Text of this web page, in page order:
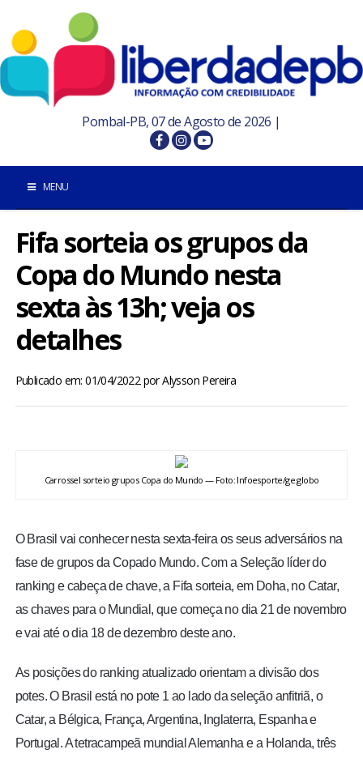
Pombal-PB, 07 de Agosto de 2026 |
MENU
INÍCIO
POMBAL E REGIÃO
ENQUETE
TV LPB
COLUNISTAS
Fifa sorteia os grupos da
Copa do Mundo nesta
sexta às 13h; veja os
detalhes
Publicado em: 01/04/2022porAlysson Pereira
Carrossel sorteio grupos Copa do Mundo — Foto: Infoesporte/ge.globo
O Brasil vai conhecer nesta sexta-feira os seus adversários na
fase de grupos da Copado Mundo. Com a Seleção líder do
ranking e cabeça de chave, a Fifa sorteia, em Doha, no Catar,
as chaves para o Mundial, que começa no dia 21 de novembro
e vai até o dia 18 de dezembro deste ano.
As posições do ranking atualizado orientam a divisão dos
potes. O Brasil está no pote 1 ao lado da seleção anfitriã, o
Catar, a Bélgica, França, Argentina, Inglaterra, Espanha e
Portugal. A tetracampeã mundial Alemanha e a Holanda, três